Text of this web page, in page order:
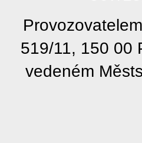
519/11, 150 00
vedeném